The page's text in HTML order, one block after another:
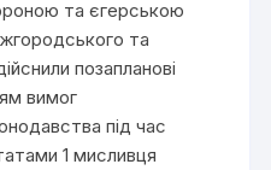
та єгерською
та
позапланові
вимог
під час
1 мисливця